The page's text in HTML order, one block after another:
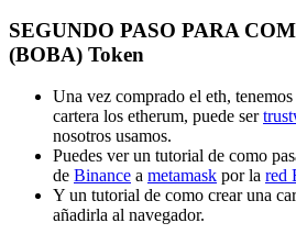
SEGUNDO PASO PARA
(BOBA) Token
Una vez comprado el eth,
cartera los etherum, puede ser
nosotros usamos.
Puedes ver un tutorial de como
de Binance a metamask por la red
Y un tutorial de como crear una
añadirla al navegador.